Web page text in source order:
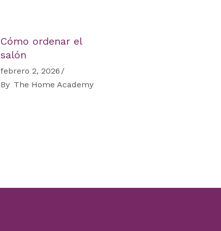
Cómo ordenar el
salón
febrero 2, 2026
By The Home Academy